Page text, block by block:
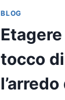
BLOG
tocco